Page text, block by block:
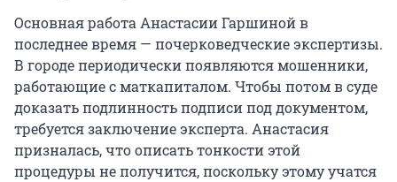
Основная работа Анастасии Гаршиной в
последнее время — почерковедческие экспертизы.
В городе периодически появляются мошенники,
работающие с маткапиталом. Чтобы потом в суде
доказать подлинность подписи под документом,
требуется заключение эксперта. Анастасия
призналась, что описать тонкости этой
процедуры не получится, поскольку этому учатся